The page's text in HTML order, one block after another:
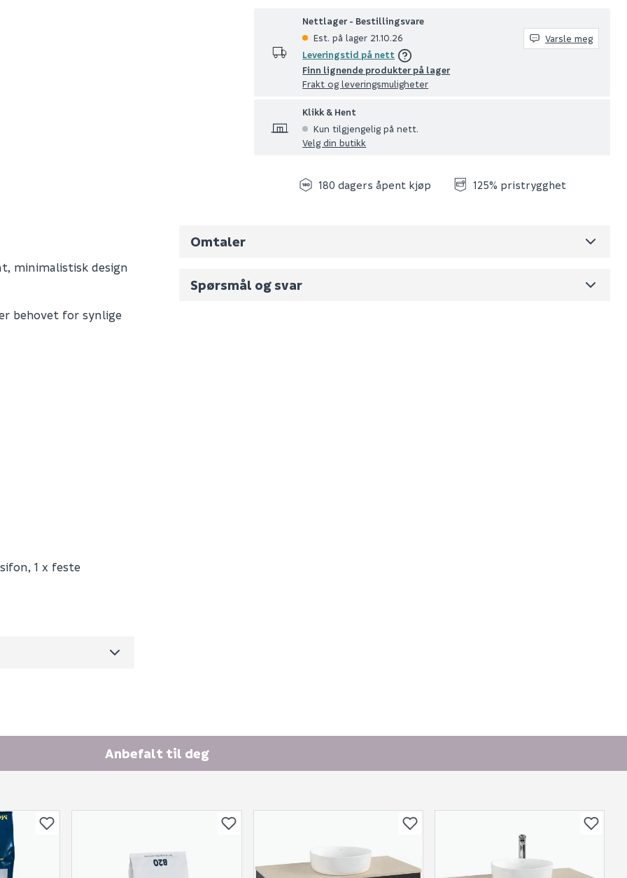
Nettlager - Bestillingsvare
Est. på lager 21.10.26
Leveringstid på nett
Finn lignende produkter på lager
Frakt og leveringsmuligheter
Varsle meg
Klikk & Hent
Kun tilgjengelig på nett.
Velg din butikk
180 dagers åpent kjøp 125% pristrygghet
minimalistisk design
behovet for synlige
1 x festeK31053HG
per salgsforpakning)
Omtaler
Spørsmål og svar
Anbefalt til deg